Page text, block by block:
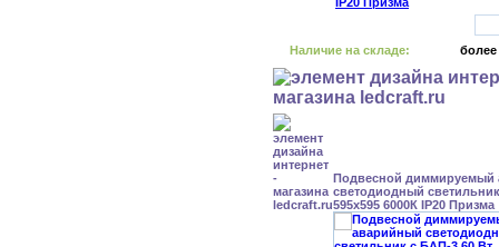
Наличие на складе: более
Подвесной диммируемый
светодиодный
595x595 6000К IP20 Призма